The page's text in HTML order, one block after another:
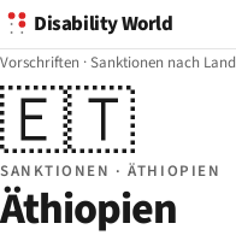
Disability World
Vorschriften ·Sanktionen nach Land
🇪🇹
SANKTIONEN · ÄTHIOPIEN
Äthiopien